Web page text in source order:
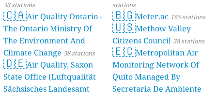
33 stations
🇨🇦Air Quality Ontario -
The Ontario Ministry Of
The Environment And
Climate Change 38 stations
🇩🇪Air Quality, Saxon
State Office (Luftqualität
Sächsisches Landesamt
stations
🇧🇬Meter.ac 165 stations
🇺🇸Methow Valley
Citizens Council 38 stations
🇪🇨Metropolitan Air
Monitoring Network Of
Quito Managed By
Secretaria De Ambiente